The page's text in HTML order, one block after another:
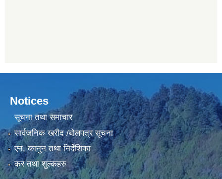
Notices
सूचना तथा समाचार
सार्वजनिक खरीद /बोलपत्र सूचना
एन, कानुन तथा निर्देशिका
कर तथा शुल्कहरु